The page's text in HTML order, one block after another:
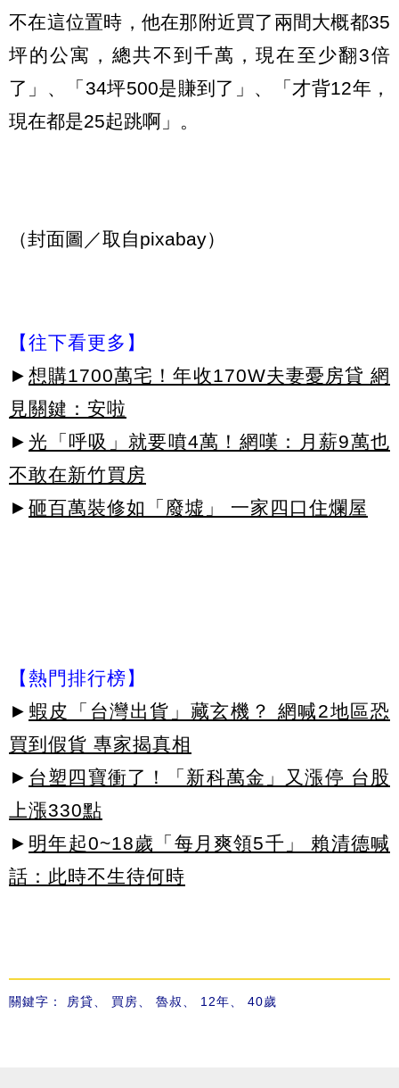
不在這位置時，他在那附近買了兩間大概都35
坪的公寓，總共不到千萬，現在至少翻3倍
了」、「34坪500是賺到了」、「才背12年，
現在都是25起跳啊」。
（封面圖／取自pixabay）
【往下看更多】
► 想購1700萬宅！年收170W夫妻憂房貸 網
見關鍵：安啦
► 光「呼吸」就要噴4萬！網嘆：月薪9萬也
不敢在新竹買房
► 砸百萬裝修如「廢墟」 一家四口住爛屋
【熱門排行榜】
► 蝦皮「台灣出貨」藏玄機？ 網喊2地區恐
買到假貨 專家揭真相
► 台塑四寶衝了！「新科萬金」又漲停 台股
上漲330點
► 明年起0~18歲「每月爽領5千」 賴清德喊
話：此時不生待何時
關鍵字： 房貸、 買房、 魯叔、 12年、 40歲